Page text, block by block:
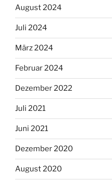
August 2024
Juli 2024
März 2024
Februar 2024
Dezember 2022
Juli 2021
Juni 2021
Dezember 2020
August 2020